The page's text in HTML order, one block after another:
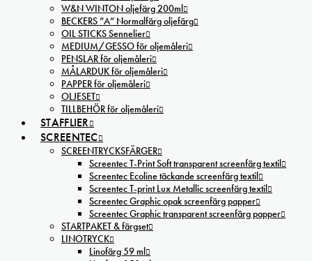
W&N WINTON oljefärg 200ml
BECKERS ”A” Normalfärg oljefärg
OIL STICKS Sennelier
MEDIUM/GESSO för oljemåleri
PENSLAR för oljemåleri
MÅLARDUK för oljemåleri
PAPPER för oljemåleri
OLJESET
TILLBEHÖR för oljemåleri
STAFFLIER
SCREENTEC
SCREENTRYCKSFÄRGER
Screentec T-Print Soft transparent screenfärg textil
Screentec Ecoline täckande screenfärg textil
Screentec T-print Lux Metallic screenfärg textil
Screentec Graphic opak screenfärg papper
Screentec Graphic transparent screenfärg papper
STARTPAKET & färgset
LINOTRYCK
Linofärg 59 ml